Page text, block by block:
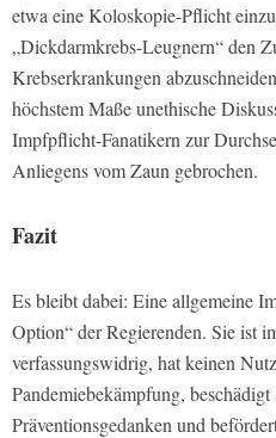
etwa eine Koloskopie-Pflicht
„Dickdarmkrebs-Leugnern“ den
Krebserkrankungen
höchstem Maße unethische
Impfpflicht-Fanatikern zur
Anliegens vom Zaun gebrochen.
Fazit
Es bleibt dabei: Eine allgemeine
Option“ der Regierenden. Sie ist
verfassungswidrig, hat keinen
Pandemiebekämpfung, beschädigt
Präventionsgedanken und